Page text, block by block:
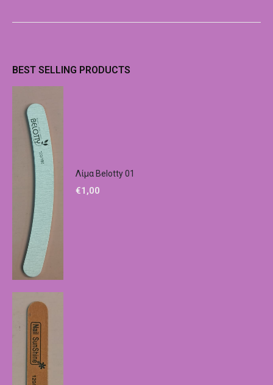
BEST SELLING PRODUCTS
Λίμα Belotty 01
€1,00